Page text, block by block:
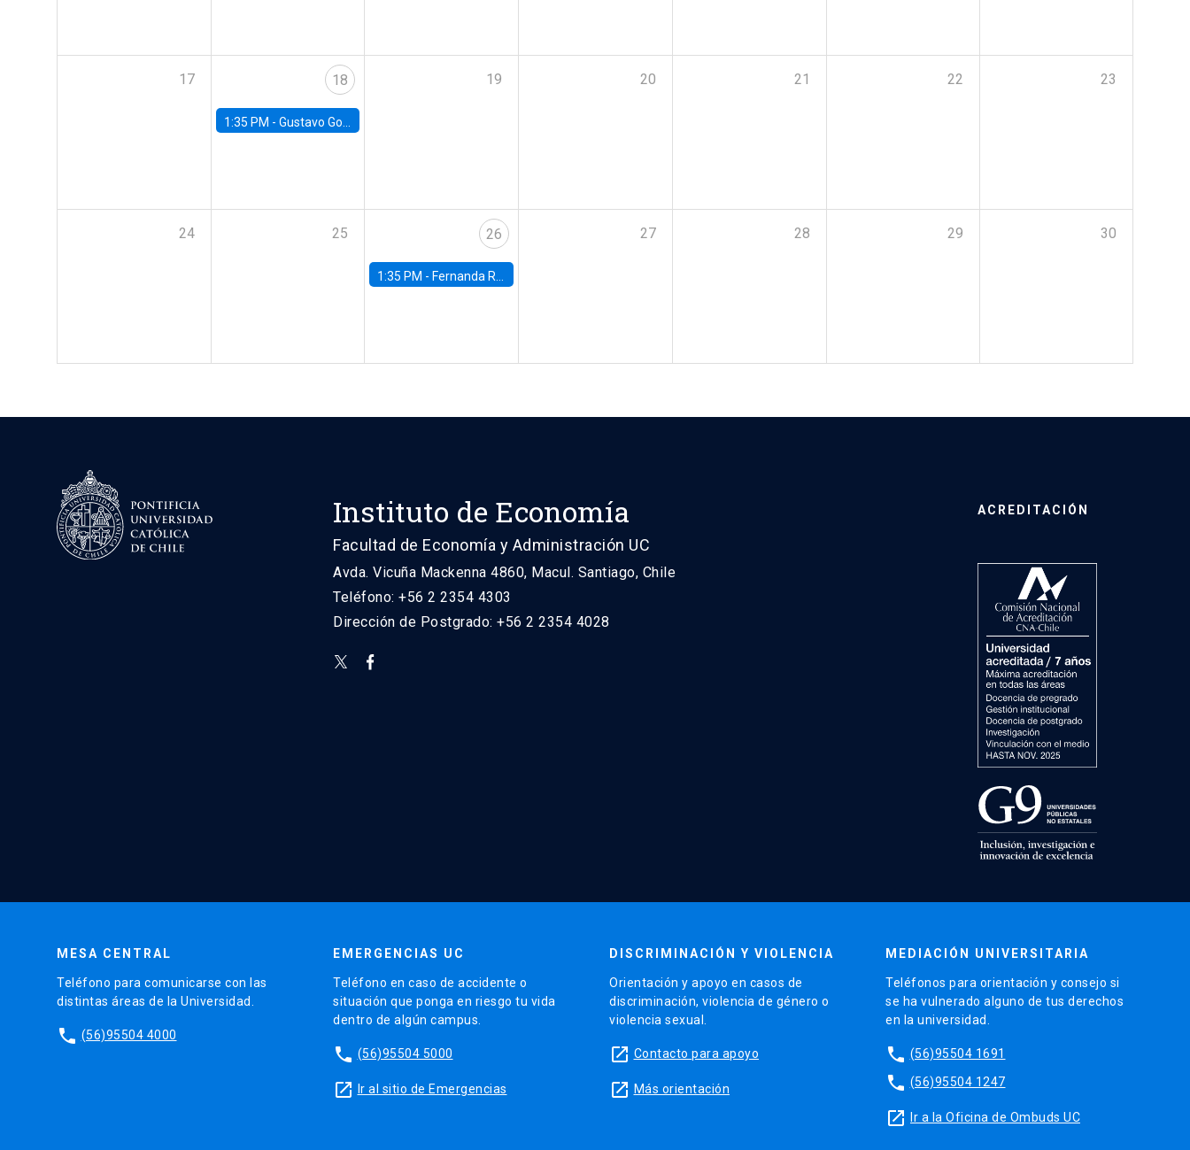
17 18
1:35 PM - Gustavo González, Banco Central de Chile
19 20 21 22 23
24 25 26
1:35 PM - Fernanda Rojas Ampuero, University of Wisconsin-Madison
27 28 29 30
Instituto de Economía
Facultad de Economía y Administración UC
Avda. Vicuña Mackenna 4860, Macul. Santiago, Chile
Teléfono: +56 2 2354 4303
Dirección de Postgrado: +56 2 2354 4028
ACREDITACIÓN
MESA CENTRAL
Teléfono para comunicarse con las
distintas áreas de la Universidad.
phone (56)95504 4000
EMERGENCIAS UC
Teléfono en caso de accidente o
situación que ponga en riesgo tu vida
dentro de algún campus.
phone (56)95504 5000
launch Ir al sitio de Emergencias
DISCRIMINACIÓN Y VIOLENCIA
Orientación y apoyo en casos de
discriminación, violencia de género o
violencia sexual.
launch Contacto para apoyo
launch Más orientación
MEDIACIÓN UNIVERSITARIA
Teléfonos para orientación y consejo si
se ha vulnerado alguno de tus derechos
en la universidad.
phone (56)95504 1691
phone (56)95504 1247
launch Ir a la Oficina de Ombuds UC